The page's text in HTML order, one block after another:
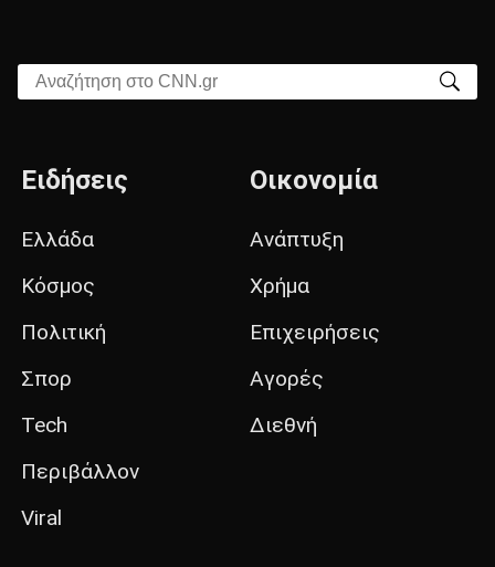
Αναζήτηση στο CNN.gr
Ειδήσεις
Ελλάδα
Κόσμος
Πολιτική
Σπορ
Tech
Περιβάλλον
Viral
Οικονομία
Ανάπτυξη
Χρήμα
Επιχειρήσεις
Αγορές
Διεθνή